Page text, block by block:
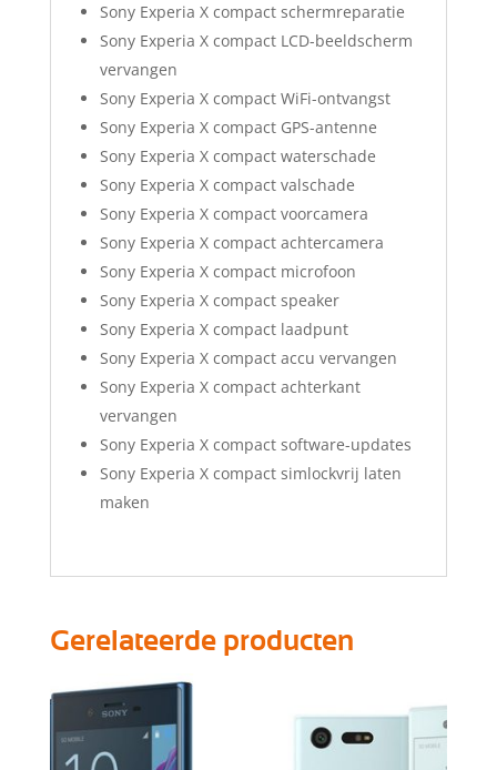
Sony Experia X compact schermreparatie
Sony Experia X compact LCD-beeldscherm
vervangen
Sony Experia X compact WiFi-ontvangst
Sony Experia X compact GPS-antenne
Sony Experia X compact waterschade
Sony Experia X compact valschade
Sony Experia X compact voorcamera
Sony Experia X compact achtercamera
Sony Experia X compact microfoon
Sony Experia X compact speaker
Sony Experia X compact laadpunt
Sony Experia X compact accu vervangen
Sony Experia X compact achterkant
vervangen
Sony Experia X compact software-updates
Sony Experia X compact simlockvrij laten
maken
Gerelateerde producten